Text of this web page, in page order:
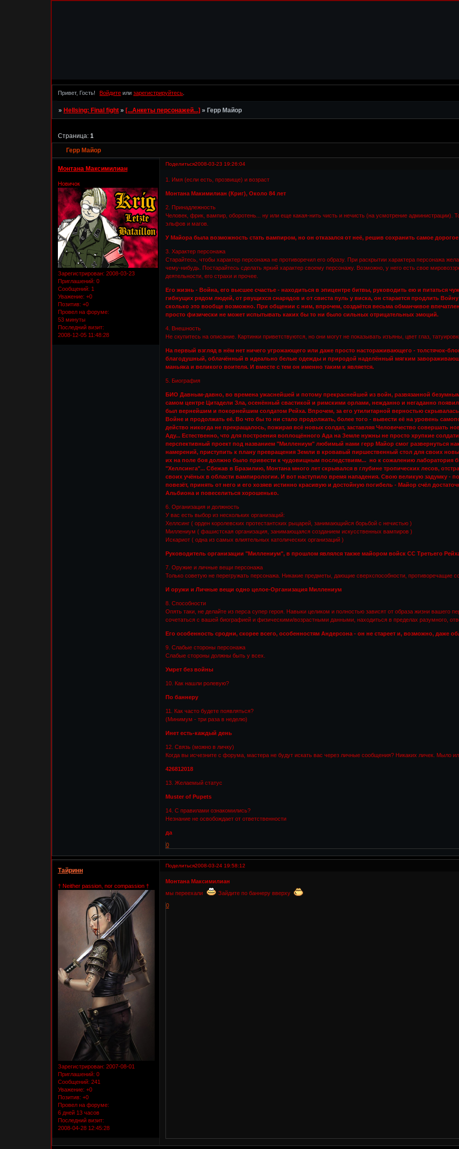
Привет, Гость! Войдите илизарегистрируйтесь
» Hellsing: Final fight » [...Анкеты персонажей...] » Герр Майор
Герр Майор
Страница: 1
Поделиться2008-03-23 19:26:04
Монтана Максимилиан
Новичок
Зарегистрирован: 2008-03-23
Приглашений: 0
Сообщений: 1
Уважение: +0
Позитив: +0
Провел на форуме:
53 минуты
Последний визит:
2008-12-05 11:48:28
1. Имя (если есть, прозвище) и возраст
Монтана Макимилиан (Криг), Около 84 лет
2. Принадлежность
Человек, фрик, вампир, оборотень... ну или еще какая-нить чисть и нечисть (на усмотрение администрации).
эльфов и магов.
У Майора была возможность стать вампиром, но он отказался от неё, решив сохранить самое
3. Характер персонажа
Старайтесь, чтобы характер персонажа не противоречил его образу. При раскрытии характера персонажа
чему-нибудь. Постарайтесь сделать яркий характер своему персонажу. Возможно, у него есть свое
деятельности, его страхи и прочее.
Его жизнь - Война, его высшее счастье - находиться в эпицентре битвы, руководить ею и питаться
гибнущих рядом людей, от рвущихся снарядов и от свиста пуль у виска, он старается продлить
сколько это вообще возможно. При общении с ним, впрочем, создаётся весьма обманчивое
просто физически не может испытывать каких бы то ни было сильных отрицательных эмоций.
4. Внешность
Не скупитесь на описание. Картинки приветствуются, но они могут не показывать изъяны, цвет глаз,
На первый взгляд в нём нет ничего угрожающего или даже просто настораживающего - толстячок-
благодушный, облачённый в идеально белые одежды и природой наделённый мягким
маньяка и великого воителя. И вместе с тем он именно таким и является.
5. Биография
БИО Давным-давно, во времена ужаснейшей и потому прекраснейшей из войн, развязанной
самом центре Цитадели Зла, осенённый свастикой и римскими орлами, нежданно и негаданно
был вернейшим и покорнейшим солдатом Рейха. Впрочем, за его утилитарной верностью
Войне и продолжать её. Во что бы то ни стало продолжать, более того - вывести её на уровень
действо никогда не прекращалось, пожирая всё новых солдат, заставляя Человечество совершать
Аду... Естественно, что для построения воплощённого Ада на Земле нужны не просто хрупкие
перспективный проект под названием "Миллениум" любимый нами герр Майор смог развернуться
намерений, приступить к плану превращения Земли в кровавый пиршественный стол для своих
их на поле боя должно было привести к чудовищным последствиям... но к сожалению лаборатория
"Хеллсинга"... Сбежав в Бразилию, Монтана много лет скрывался в глубине тропических лесов,
своих учёных в области вампирологии. И вот наступило время нападения. Свою великую задумку -
повезёт, принять от него и его хозяев истинно красивую и достойную погибель - Майор счёл
Альбиона и повеселиться хорошенько.
6. Организация и должность
У вас есть выбор из нескольких организаций:
Хеллсинг ( орден королевских протестантских рыцарей, занимающийся борьбой с нечистью )
Миллениум ( фашистская организация, занимающаяся созданием искусственных вампиров )
Искариот ( одна из самых влиятельных католических организаций )
Руководитель организации "Миллениум", в прошлом являлся также майором войск СС Третьего
7. Оружие и личные вещи персонажа
Только советую не перегружать персонажа. Никакие предметы, дающие сверхспособности, противоречащие
И оружи и Личные вещи одно целое-Организация Миллениум
8. Способности
Опять таки, не делайте из перса супер героя. Навыки целиком и полностью зависят от образа жизни вашего
сочетаться с вашей биографией и физическими/возрастными данными, находиться в пределах разумного,
Его особенность сродни, скорее всего, особенностям Андерсона - он не стареет и, возможно, даже
9. Слабые стороны персонажа
Слабые стороны должны быть у всех.
Умрет без войны
10. Как нашли ролевую?
По баннеру
11. Как часто будете появляться?
(Минимум - три раза в неделю)
Инет есть-каждый день
12. Связь (можно в личку)
Когда вы исчезните с форума, мастера не будут искать вас через личные сообщения? Никаких личек. Мыло
426812018
13. Желаемый статус
Muster of Pupets
14. С правилами ознакомились?
Незнание не освобождает от ответственности
да
0
Поделиться2008-03-24 19:58:12
Тайринн
† Neither passion, nor compassion †
Зарегистрирован: 2007-08-01
Приглашений: 0
Сообщений: 241
Уважение: +0
Позитив: +0
Провел на форуме:
6 дней 13 часов
Последний визит:
2008-04-28 12:45:28
Монтана Максимилиан
мы переехали
Зайдите по баннеру вверху
0